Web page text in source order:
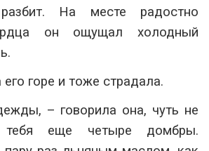
На месте радостно
он ощущал холодный
горе и тоже страдала.
– говорила она, чуть не
еще четыре домбры.